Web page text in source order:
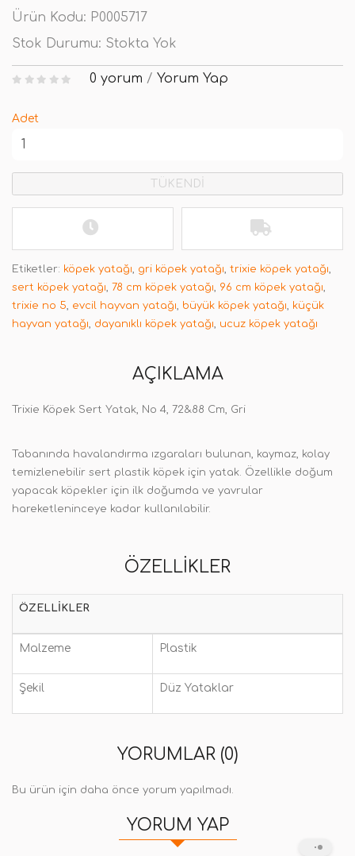
Ürün Kodu: P0005717
Stok Durumu: Stokta Yok
0 yorum / Yorum Yap
Adet
TÜKENDİ
Etiketler: köpek yatağı, gri köpek yatağı, trixie köpek yatağı,
sert köpek yatağı, 78 cm köpek yatağı, 96 cm köpek yatağı,
trixie no 5, evcil hayvan yatağı, büyük köpek yatağı, küçük
hayvan yatağı, dayanıklı köpek yatağı, ucuz köpek yatağı
AÇIKLAMA
Trixie Köpek Sert Yatak, No 4, 72&88 Cm, Gri
Tabanında havalandırma ızgaraları bulunan, kaymaz, kolay
temizlenebilir sert plastik köpek için yatak. Özellikle doğum
yapacak köpekler için ilk doğumda ve yavrular
hareketleninceye kadar kullanılabilir.
ÖZELLIKLER
ÖZELLIKLER
Malzeme Plastik
Şekil Düz Yataklar
YORUMLAR (0)
Bu ürün için daha önce yorum yapılmadı.
YORUM YAP